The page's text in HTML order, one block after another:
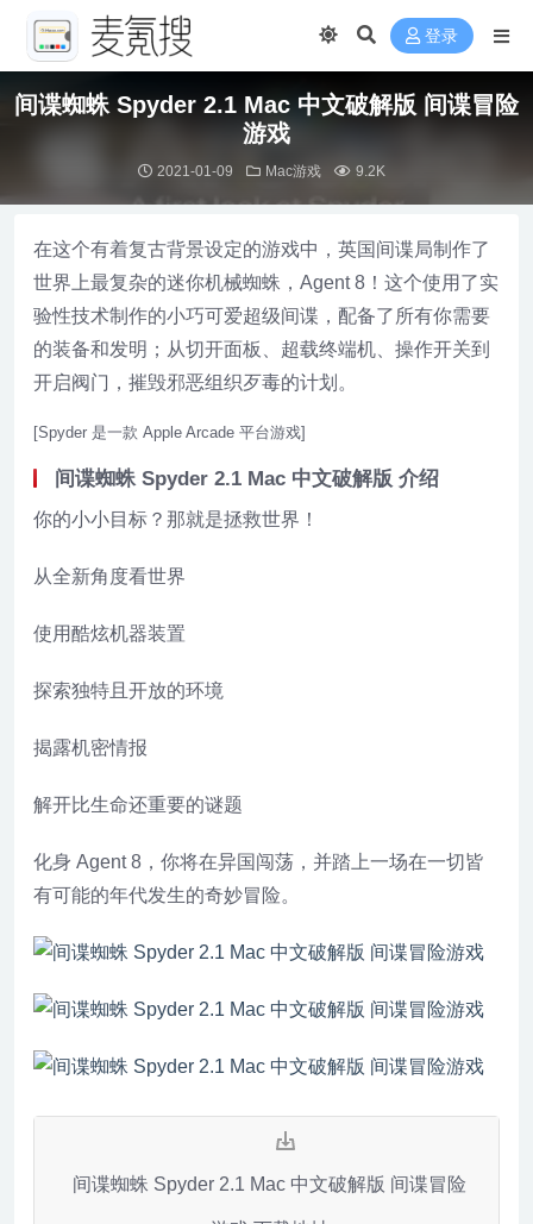
登录
间谍蜘蛛 Spyder 2.1 Mac 中文破解版 间谍冒险
游戏
2021-01-09 Mac游戏 9.2K
在这个有着复古背景设定的游戏中，英国间谍局制作了
世界上最复杂的迷你机械蜘蛛，Agent 8！这个使用了实
验性技术制作的小巧可爱超级间谍，配备了所有你需要
的装备和发明；从切开面板、超载终端机、操作开关到
开启阀门，摧毁邪恶组织歹毒的计划。
[Spyder 是一款 Apple Arcade 平台游戏]
间谍蜘蛛 Spyder 2.1 Mac 中文破解版 介绍
你的小小目标？那就是拯救世界！
从全新角度看世界
使用酷炫机器装置
探索独特且开放的环境
揭露机密情报
解开比生命还重要的谜题
化身 Agent 8，你将在异国闯荡，并踏上一场在一切皆
有可能的年代发生的奇妙冒险。
间谍蜘蛛 Spyder 2.1 Mac 中文破解版 间谍冒险